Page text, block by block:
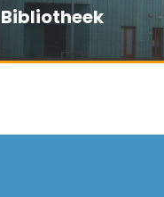
Bibliotheek